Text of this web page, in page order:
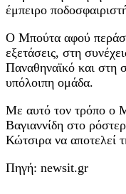
έμπειρο
Ο Μπούτα αφού
εξετάσεις, στη
Παναθηναϊκό και στη
υπόλοιπη ομάδα.
Με αυτό τον τρόπο ο
Βαγιαννίδη στο
Κώτσιρα να αποτελεί
Πηγή: newsit.gr